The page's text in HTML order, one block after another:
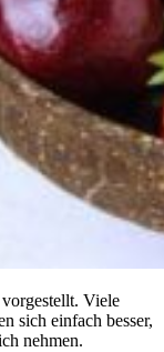
Viele
sich einfach besser,
nehmen.